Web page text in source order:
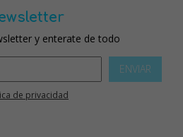
y enterate de todo
ENVIAR
de privacidad